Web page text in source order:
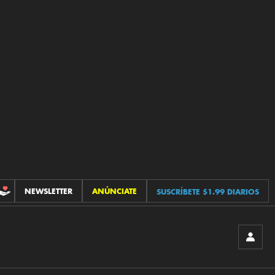
CONTRIBUCIONES
NEWSLETTER ANÚNCIATE SUSCRÍBETE $1.99 DIARIOS